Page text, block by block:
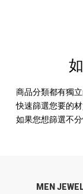
商品分類都有獨
快速篩選您要的
如果您想篩選不
MEN